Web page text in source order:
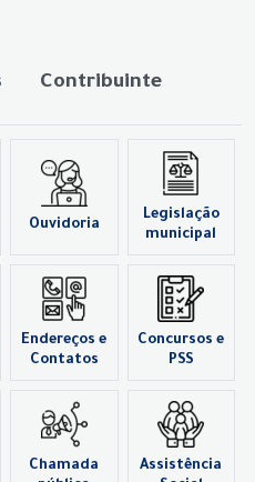
Contribuinte
Ouvidoria
Legislação
municipal
Endereços e
Contatos
Concursos e
PSS
Chamada
Assistência